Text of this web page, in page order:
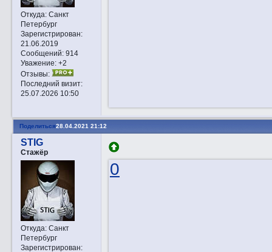
Откуда:Санкт
Петербург
Зарегистрирован:
21.06.2019
Сообщений:914
Уважение: +2
Отзывы:
Последний визит:
25.07.2026 10:50
Поделиться28.04.2021 21:12
STIG
Стажёр
Откуда:Санкт
Петербург
Зарегистрирован:
0